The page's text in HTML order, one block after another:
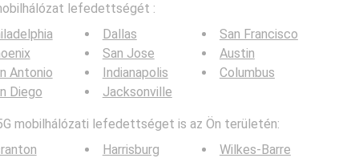
lefedettségét :
Antonio
Diego
Dallas
San Jose
Indianapolis
Jacksonville
San Francisco
Austin
Columbus
mobilhálózati lefedettséget is az Ön területén:
Harrisburg
Wilkes-Barre